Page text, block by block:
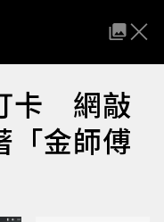
卡 網敲
「金師傅